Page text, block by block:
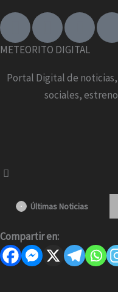
F
c
b
I
s
a
g
T
k
o
k
t
i
t
METEORITO DIGITAL
Portal Digital de
sociales,
Últimas Noticias
Compartir en: